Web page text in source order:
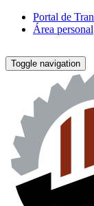
Portal de
Área personal
Toggle navigation